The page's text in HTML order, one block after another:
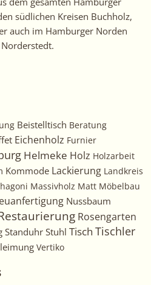
südlichen Kreisen Buchholz,
auch im Hamburger Norden
Beistelltisch Beratung
Eichenholz Furnier
Helmeke Holz Holzarbeit
Kommode Lackierung Landkreis
Massivholz Matt Möbelbau
Nussbaum
Rosengarten
Standuhr Stuhl Tisch Tischler
Vertiko